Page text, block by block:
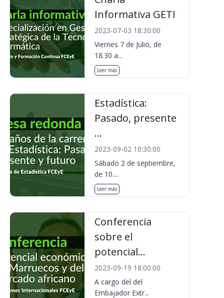
Informativa GETI
2023-07-03 18:30:00
Viernes 7 de Julio, de
18.30 a...
Leer más
Estadística:
Pasado, presente
...
2023-09-02 10:30:00
Sábado 2 de septiembre,
de 10....
Leer más
Conferencia
sobre el
potencial...
2023-09-19 18:00:00
A cargo del del
Embajador Extr...